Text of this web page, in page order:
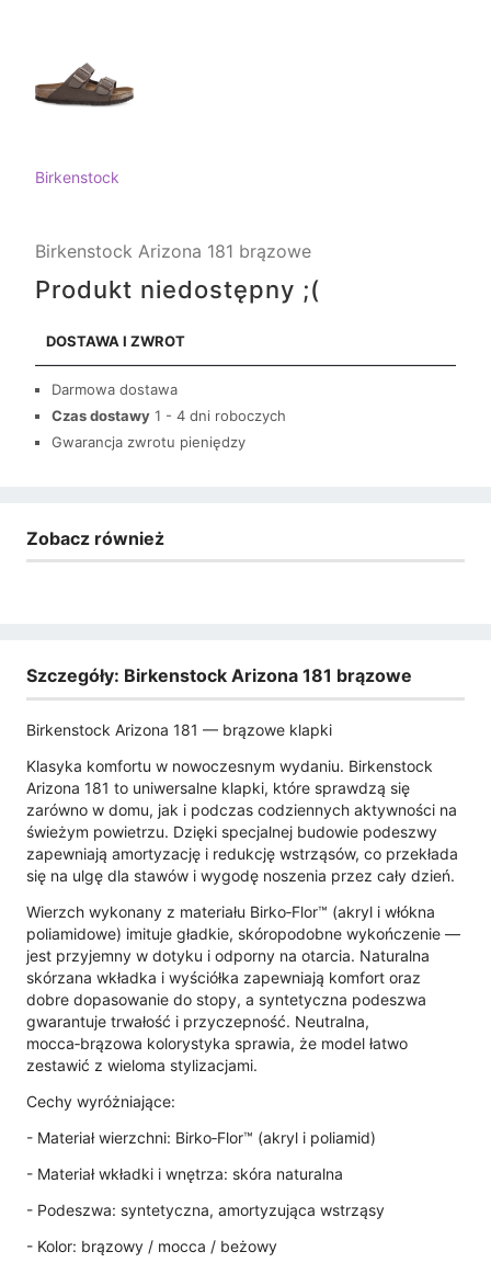
Birkenstock
Birkenstock Arizona 181 brązowe
Produkt niedostępny ;(
DOSTAWA I ZWROT
Darmowa dostawa
Czas dostawy 1 - 4 dni roboczych
Gwarancja zwrotu pieniędzy
Zobacz również
Szczegóły: Birkenstock Arizona 181 brązowe
Birkenstock Arizona 181 — brązowe klapki
Klasyka komfortu w nowoczesnym wydaniu. Birkenstock
Arizona 181 to uniwersalne klapki, które sprawdzą się
zarówno w domu, jak i podczas codziennych aktywności na
świeżym powietrzu. Dzięki specjalnej budowie podeszwy
zapewniają amortyzację i redukcję wstrząsów, co przekłada
się na ulgę dla stawów i wygodę noszenia przez cały dzień.
Wierzch wykonany z materiału Birko‑Flor™ (akryl i włókna
poliamidowe) imituje gładkie, skóropodobne wykończenie —
jest przyjemny w dotyku i odporny na otarcia. Naturalna
skórzana wkładka i wyściółka zapewniają komfort oraz
dobre dopasowanie do stopy, a syntetyczna podeszwa
gwarantuje trwałość i przyczepność. Neutralna,
mocca‑brązowa kolorystyka sprawia, że model łatwo
zestawić z wieloma stylizacjami.
Cechy wyróżniające:
- Materiał wierzchni: Birko‑Flor™ (akryl i poliamid)
- Materiał wkładki i wnętrza: skóra naturalna
- Podeszwa: syntetyczna, amortyzująca wstrząsy
- Kolor: brązowy / mocca / beżowy